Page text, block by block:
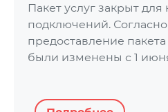
Пакет услуг закрыт для
подключений.
предоставление пакета
были изменены с 1